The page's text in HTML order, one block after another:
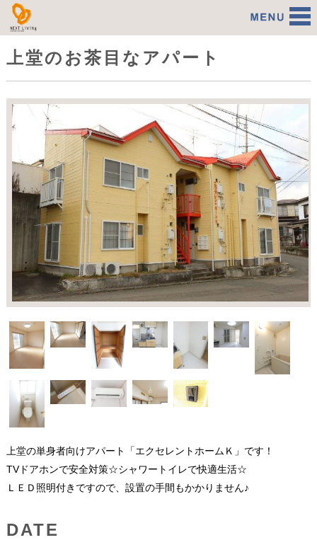
アパート・マンションの経営代行
上堂のお茶目なアパート
上堂の単身者向けアパート「エクセレントホームＫ」です！
TVドアホンで安全対策☆シャワートイレで快適生活☆
ＬＥＤ照明付きですので、設置の手間もかかりません♪
DATE